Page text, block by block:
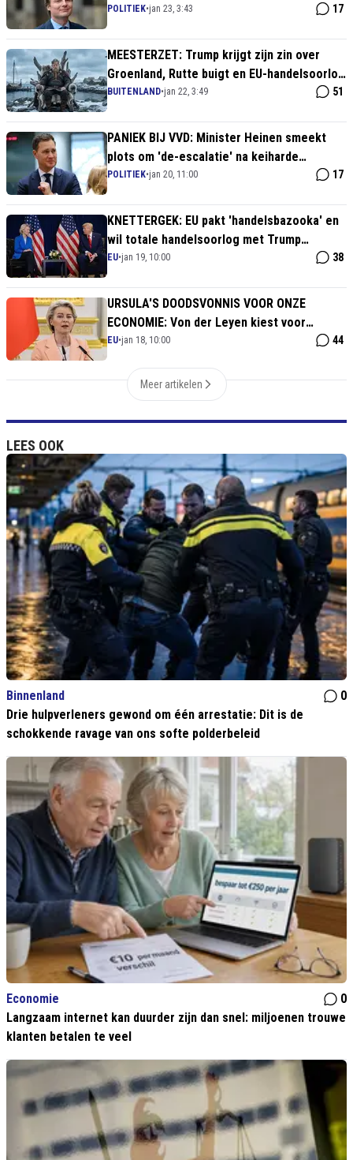
ondanks waarschuwing Defensie
POLITIEK•jan 23, 3:43 17
MEESTERZET: Trump krijgt zijn zin over
Groenland, Rutte buigt en EU-handelsoorlog
is afgewend
BUITENLAND•jan 22, 3:49 51
PANIEK BIJ VVD: Minister Heinen smeekt
plots om 'de-escalatie' na keiharde
tariefdreiging Trump
POLITIEK•jan 20, 11:00 17
KNETTERGEK: EU pakt 'handelsbazooka' en
wil totale handelsoorlog met Trump
riskeren om Groenland
EU•jan 19, 10:00 38
URSULA'S DOODSVONNIS VOOR ONZE
ECONOMIE: Von der Leyen kiest voor
'principes' en sleurt Europa de
EU•jan 18, 10:00 44
Meer artikelen
LEES OOK
Binnenland
0
Drie hulpverleners gewond om één arrestatie: Dit is de
schokkende ravage van ons softe polderbeleid
Economie
0
Langzaam internet kan duurder zijn dan snel: miljoenen trouwe
klanten betalen te veel